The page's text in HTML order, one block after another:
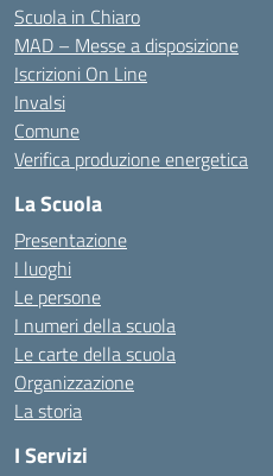
Scuola in Chiaro
MAD – Messe a disposizione
Iscrizioni On Line
Invalsi
Comune
Verifica produzione energetica
La Scuola
Presentazione
I luoghi
Le persone
I numeri della scuola
Le carte della scuola
Organizzazione
La storia
I Servizi